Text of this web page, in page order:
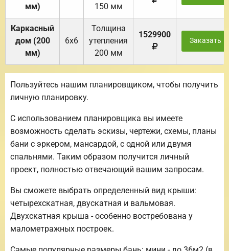
мм)
150 мм
Каркасный
дом (200
мм)
6х6
Толщина
утепления
200 мм
1529900
Заказать
Пользуйтесь нашим планировщиком, чтобы получить
личную планировку.
С использованием планировщика вы имеете
возможность сделать эскизы, чертежи, схемы, планы
бани с эркером, мансардой, с одной или двумя
спальнями. Таким образом получится личный
проект, полностью отвечающий вашим запросам.
Вы сможете выбрать определенный вид крыши:
четырехскатная, двускатная и вальмовая.
Двухскатная крыша - особенно востребована у
малометражных построек.